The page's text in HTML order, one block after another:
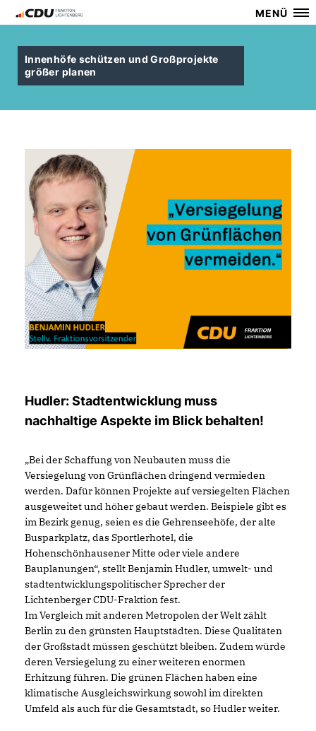
MENÜ
Innenhöfe schützen und Großprojekte
größer planen
Hudler: Stadtentwicklung muss
nachhaltige Aspekte im Blick behalten!
Bei der Schaffung von Neubauten muss die
Versiegelung von Grünflächen dringend vermieden
werden. Dafür können Projekte auf versiegelten Flächen
ausgeweitet und höher gebaut werden. Beispiele gibt es
im Bezirk genug, seien es die Gehrenseehöfe, der alte
Busparkplatz, das Sportlerhotel, die
Hohenschönhausener Mitte oder viele andere
Bauplanungen“, stellt Benjamin Hudler, umwelt- und
stadtentwicklungspolitischer Sprecher der
Lichtenberger CDU-Fraktion fest.
Im Vergleich mit anderen Metropolen der Welt zählt
Berlin zu den grünsten Hauptstädten. Diese Qualitäten
der Großstadt müssen geschützt bleiben. Zudem würde
deren Versiegelung zu einer weiteren enormen
Erhitzung führen. Die grünen Flächen haben eine
klimatische Ausgleichswirkung sowohl im direkten
Umfeld als auch für die Gesamtstadt, so Hudler weiter.